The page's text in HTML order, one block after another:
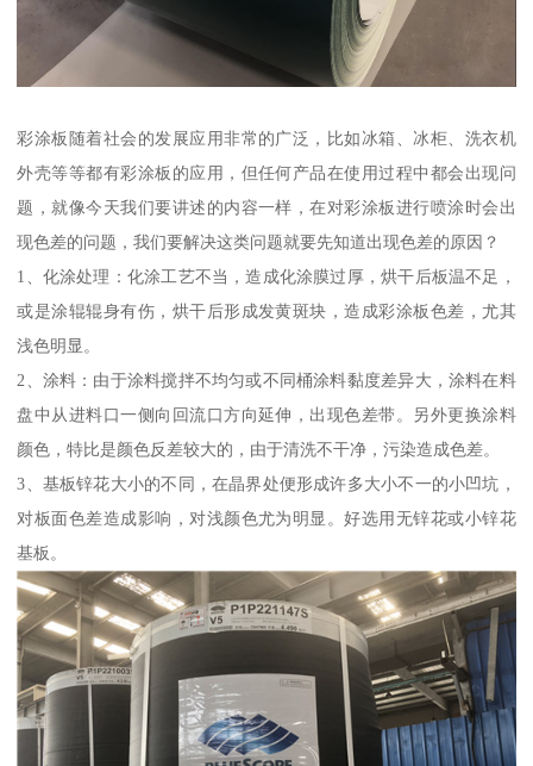
彩涂板随着社会的发展应用非常的广泛，比如冰箱、冰柜、洗衣机
外壳等等都有彩涂板的应用，但任何产品在使用过程中都会出现问
题，就像今天我们要讲述的内容一样，在对彩涂板进行喷涂时会出
现色差的问题，我们要解决这类问题就要先知道出现色差的原因？
1、化涂处理：化涂工艺不当，造成化涂膜过厚，烘干后板温不足，
或是涂辊辊身有伤，烘干后形成发黄斑块，造成彩涂板色差，尤其
浅色明显。
2、涂料：由于涂料搅拌不均匀或不同桶涂料黏度差异大，涂料在料
盘中从进料口一侧向回流口方向延伸，出现色差带。另外更换涂料
颜色，特比是颜色反差较大的，由于清洗不干净，污染造成色差。
3、基板锌花大小的不同，在晶界处便形成许多大小不一的小凹坑，
对板面色差造成影响，对浅颜色尤为明显。好选用无锌花或小锌花
基板。